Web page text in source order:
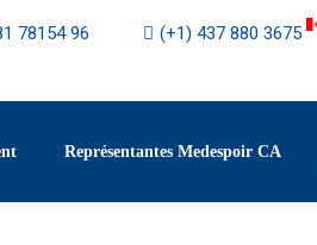
78154 96 (+1) 437 880 3675
Représentantes Medespoir CA